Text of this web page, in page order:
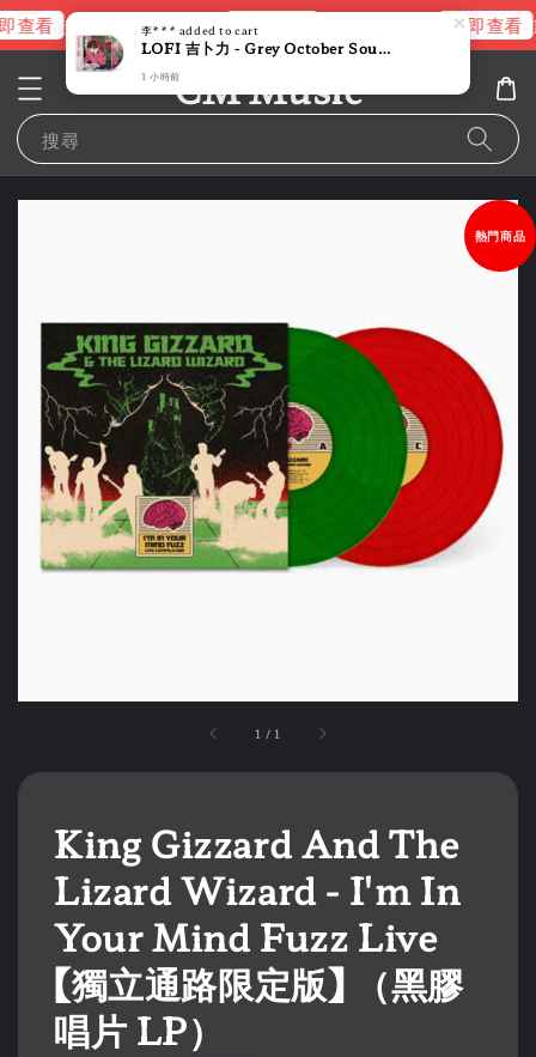
查看 進擊的巨人片頭曲 立即查看 立即查看
CM Music
搜尋
1 /1
熱門商品
King Gizzard And The
Lizard Wizard - I'm In
Your Mind Fuzz Live
【獨立通路限定版】 （黑膠
唱片 LP）
李*** added to cart
LOFI 吉卜力 - Grey October Sound（限量圖片彩膠｜黑膠唱片 LP）
1 小時前